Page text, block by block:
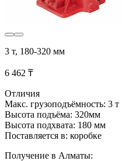
3 т, 180-320 мм
6 462 ₸
Отличия
Макс. грузоподъёмность: 3 т
Высота подъёма: 320мм
Высота подхвата: 180 мм
Поставляется в: коробке
Получение в Алматы: